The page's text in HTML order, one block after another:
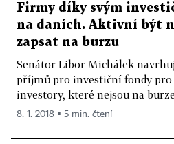
Firmy díky svým
na daních. Aktivní být
zapsat na burzu
Senátor Libor Michálek
příjmů pro investiční fondy
investory, které nejsou na
8. 1. 2018 ▪ 5 min. čtení